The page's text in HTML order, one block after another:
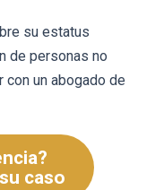
su estatus
de personas no
con un abogado de
caso